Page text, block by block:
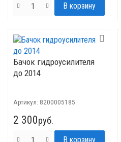
Бачок гидроусилителя
до 2014
Артикул: 8200005185
2 300руб.